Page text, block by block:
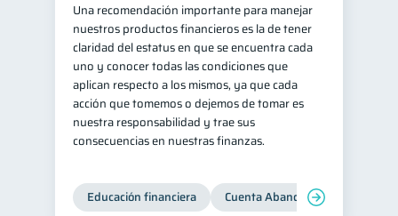
Una recomendación importante para manejar
nuestros productos financieros es la de tener
claridad del estatus en que se encuentra cada
uno y conocer todas las condiciones que
aplican respecto a los mismos, ya que cada
acción que tomemos o dejemos de tomar es
nuestra responsabilidad y trae sus
consecuencias en nuestras finanzas.
Educación financiera Cuenta Abandonada